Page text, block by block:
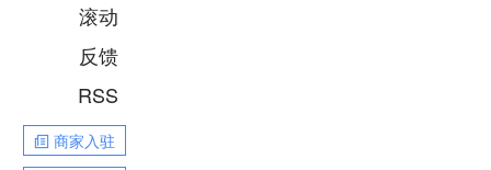
滚动
反馈
RSS
商家入驻